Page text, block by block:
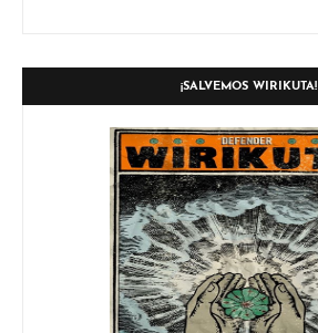
¡SALVEMOS WIRIKUTA!